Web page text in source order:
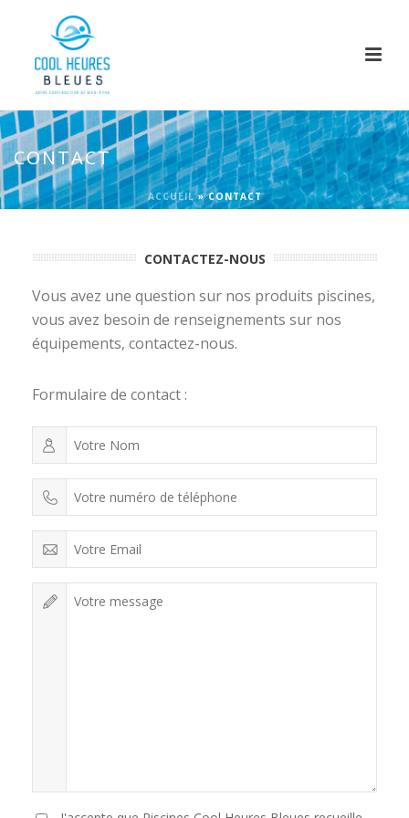
CONTACT
ACCUEIL»CONTACT
CONTACTEZ-NOUS
Vous avez une question sur nos produits piscines,
vous avez besoin de renseignements sur nos
équipements, contactez-nous.
Formulaire de contact :